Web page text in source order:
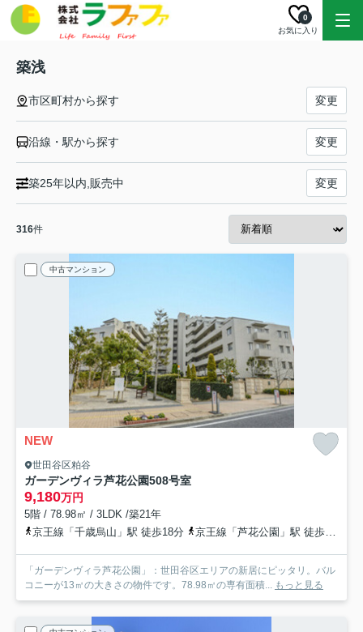
お気に入り
0
築浅
市区町村から探す 変更
沿線・駅から探す 変更
築25年以内,販売中 変更
316件
中古マンション
NEW
世田谷区粕谷
ガーデンヴィラ芦花公園508号室
9,180万円
5階 / 78.98㎡ / 3LDK /築21年
京王線「千歳烏山」駅 徒歩18分
京王線「芦花公園」駅 徒歩19分
「ガーデンヴィラ芦花公園」：世田谷区エリアの新居にピッタリ。バル
コニーが13㎡の大きさの物件です。78.98㎡の専有面積... もっと見る